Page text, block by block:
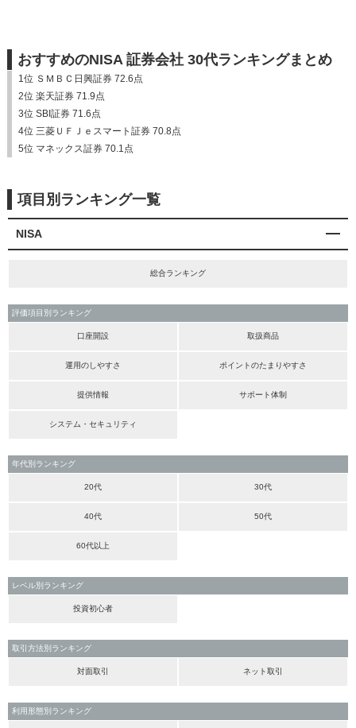
おすすめのNISA 証券会社 30代ランキングまとめ
1位 ＳＭＢＣ日興証券 72.6点
2位 楽天証券 71.9点
3位 SBI証券 71.6点
4位 三菱ＵＦＪｅスマート証券 70.8点
5位 マネックス証券 70.1点
項目別ランキング一覧
NISA
総合ランキング
評価項目別ランキング
口座開設 取扱商品
運用のしやすさ ポイントのたまりやすさ
提供情報 サポート体制
システム・セキュリティ
年代別ランキング
20代 30代
40代 50代
60代以上
レベル別ランキング
投資初心者
取引方法別ランキング
対面取引 ネット取引
利用形態別ランキング